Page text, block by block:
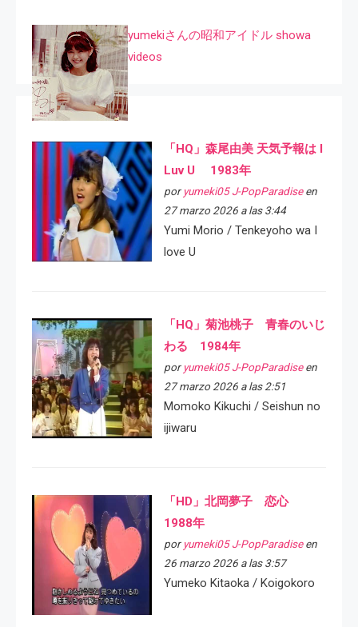
yumekiさんの昭和アイドル showa
videos
「HQ」森尾由美 天気予報は I
Luv U 1983年
por yumeki05 J-PopParadiseen
27 marzo 2026 a las 3:44
Yumi Morio / Tenkeyoho wa I
love U
「HQ」菊池桃子 青春のいじ
わる 1984年
por yumeki05 J-PopParadiseen
27 marzo 2026 a las 2:51
Momoko Kikuchi / Seishun no
ijiwaru
「HD」北岡夢子 恋心
1988年
por yumeki05 J-PopParadiseen
26 marzo 2026 a las 3:57
Yumeko Kitaoka / Koigokoro